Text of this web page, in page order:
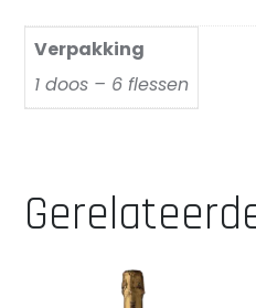
Verpakking
1 doos – 6 flessen